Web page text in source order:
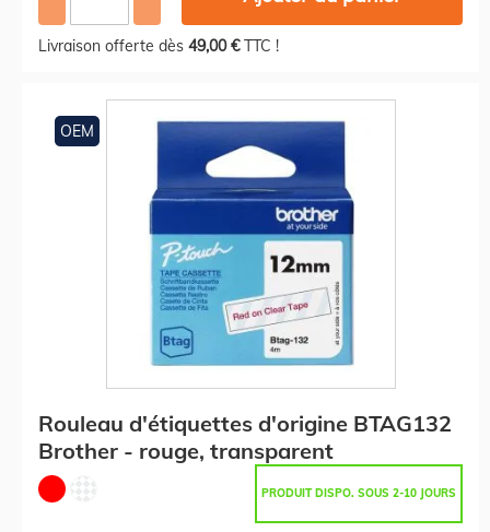
Livraison offerte dès 49,00 €TTC !
OEM
Rouleau d'étiquettes d'origine BTAG132
Brother - rouge, transparent
PRODUIT DISPO. SOUS 2-10 JOURS